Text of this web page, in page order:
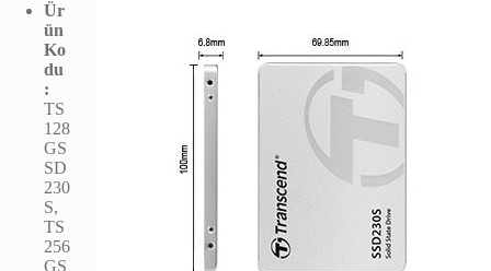
Ür
ün
Ko
du
:
TS
128
GS
SD
230
S,
TS
256
GS